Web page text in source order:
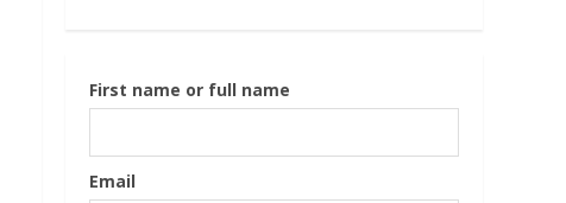
First name or full name
Email